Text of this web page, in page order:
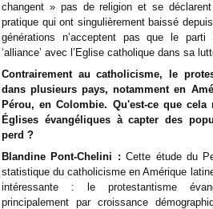
changent » pas de religion et se
pratique qui ont singulièrement baissé
générations n’acceptent pas que le
‘alliance’ avec l’Eglise catholique dans sa
Contrairement au catholicisme, le
dans plusieurs pays, notamment en
Pérou, en Colombie. Qu'est-ce que
Églises évangéliques à capter des
perd ?
Blandine Pont-Chelini : Cette étude du
statistique du catholicisme en Amérique
intéressante : le protestantisme
principalement par croissance